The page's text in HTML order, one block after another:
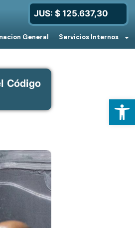
General Servicios Internos
JUS: $ 125.637,30
Código